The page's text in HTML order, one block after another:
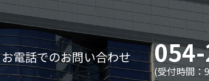
お電話でのお問い合わせ
(受付時間：